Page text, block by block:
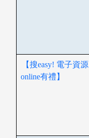
【搜easy! 電子資源
online有禮】